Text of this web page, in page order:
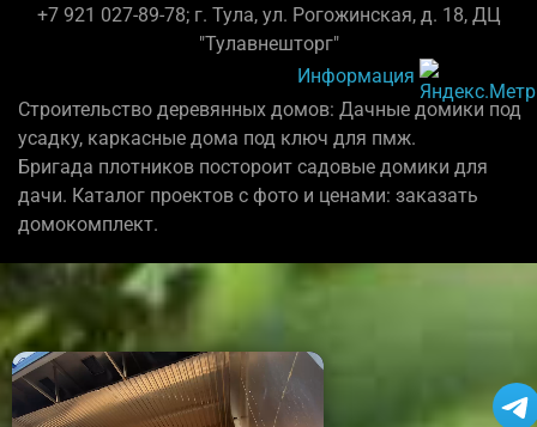
+7 921 027-89-78; г. Тула, ул. Рогожинская, д. 18, ДЦ
"Тулавнешторг"
Информация
Строительство деревянных домов: Дачные домики под
усадку, каркасные дома под ключ для пмж.
Бригада плотников постороит садовые домики для
дачи. Каталог проектов с фото и ценами: заказать
домокомплект.